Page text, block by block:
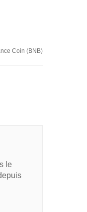
Coin (BNB)
le